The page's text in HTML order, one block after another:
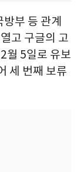
부 등 관계
고 구글의 고
월 5일로 유보
세 번째 보류